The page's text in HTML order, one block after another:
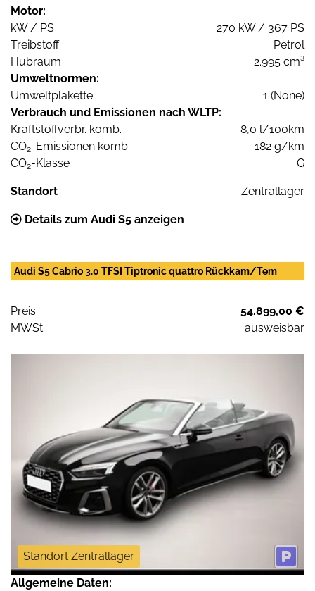
Motor:
kW / PS
270 kW / 367 PS
Treibstoff
Petrol
Hubraum
2.995 cm³
Umweltnormen:
Umweltplakette
1 (None)
Verbrauch und Emissionen nach WLTP:
Kraftstoffverbr. komb.
8,0 l/100km
CO2-Emissionen komb.
182 g/km
CO2-Klasse G
Standort Zentrallager
Details zum Audi S5 anzeigen
Audi S5 Cabrio 3.0 TFSI Tiptronic quattro Rückkam/Tem
Preis:
54.899,00 €
MWSt:
ausweisbar
Standort Zentrallager
Allgemeine Daten: